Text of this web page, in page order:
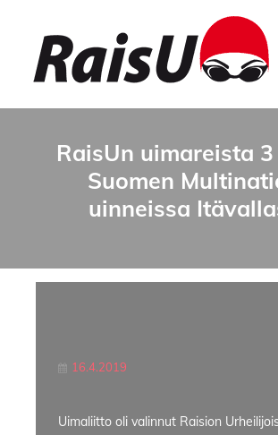
RaisUn uimareista
Suomen
uinneissa
16.4.2019
Uimaliitto oli valinnut Raision